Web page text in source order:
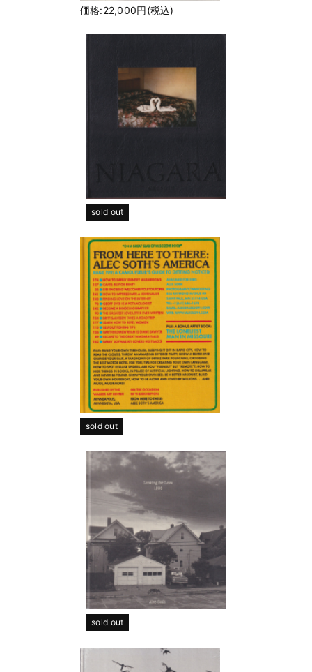
価格:22,000円(税込)
sold out
sold out
sold out